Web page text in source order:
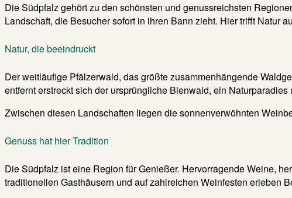
Die Südpfalz gehört zu den schönsten und genussreichsten
Landschaft, die Besucher sofort in ihren Bann zieht. Hier trifft Natur
Natur, die beeindruckt
Der weitläufige Pfälzerwald, das größte zusammenhängende
entfernt erstreckt sich der ursprüngliche Bienwald, ein
Zwischen diesen Landschaften liegen die sonnenverwöhnten
Genuss hat hier Tradition
Die Südpfalz ist eine Region für Genießer. Hervorragende Weine,
traditionellen Gasthäusern und auf zahlreichen Weinfesten erleben